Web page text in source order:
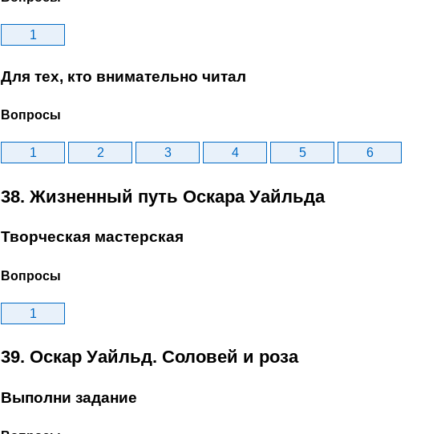
1
Для тех, кто внимательно читал
Вопросы
1 2 3 4 5 6
38. Жизненный путь Оскара Уайльда
Творческая мастерская
Вопросы
1
39. Оскар Уайльд. Соловей и роза
Выполни задание